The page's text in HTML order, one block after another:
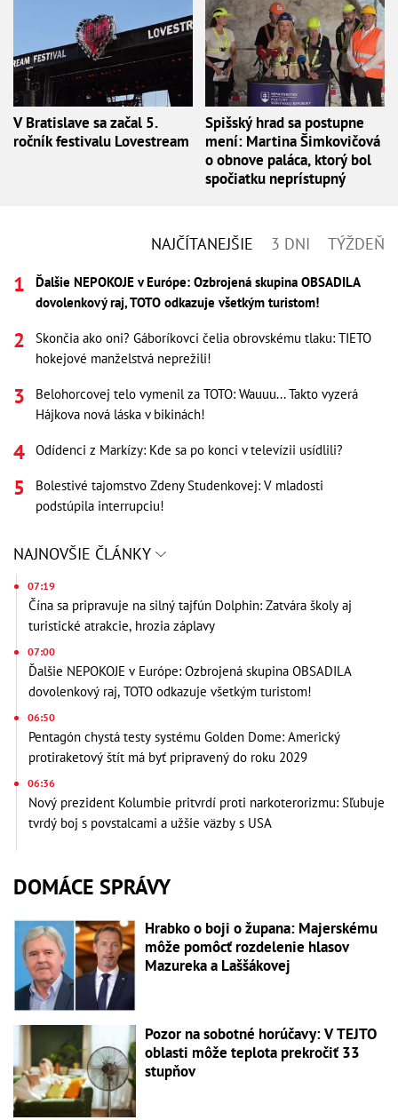
V Bratislave sa začal 5.
ročník festivalu Lovestream
Spišský hrad sa postupne
mení: Martina Šimkovičová
o obnove paláca, ktorý bol
spočiatku neprístupný
NAJČÍTANEJŠIE 3 DNI TÝŽDEŇ
Ďalšie NEPOKOJE v Európe: Ozbrojená skupina OBSADILA
dovolenkový raj, TOTO odkazuje všetkým turistom!
Skončia ako oni? Gáboríkovci čelia obrovskému tlaku: TIETO
hokejové manželstvá neprežili!
Belohorcovej telo vymenil za TOTO: Wauuu... Takto vyzerá
Hájkova nová láska v bikinách!
Odídenci z Markízy: Kde sa po konci v televízii usídlili?
Bolestivé tajomstvo Zdeny Studenkovej: V mladosti
podstúpila interrupciu!
NAJNOVŠIE ČLÁNKY
07:19
Čína sa pripravuje na silný tajfún Dolphin: Zatvára školy aj
turistické atrakcie, hrozia záplavy
07:00
Ďalšie NEPOKOJE v Európe: Ozbrojená skupina OBSADILA
dovolenkový raj, TOTO odkazuje všetkým turistom!
06:50
Pentagón chystá testy systému Golden Dome: Americký
protiraketový štít má byť pripravený do roku 2029
06:36
Nový prezident Kolumbie pritvrdí proti narkoterorizmu: Sľubuje
tvrdý boj s povstalcami a užšie väzby s USA
DOMÁCE SPRÁVY
Hrabko o boji o župana: Majerskému
môže pomôcť rozdelenie hlasov
Mazureka a Laššákovej
Pozor na sobotné horúčavy: V TEJTO
oblasti môže teplota prekročiť 33
stupňov